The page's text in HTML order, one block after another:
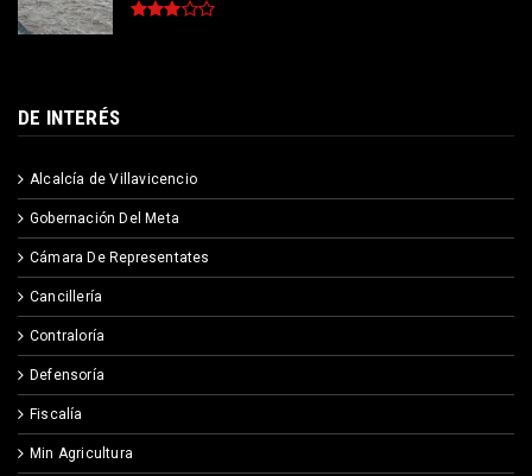
DE INTERÉS
Alcalcía de Villavicencio
Gobernación Del Meta
Cámara De Representates
Cancillería
Contraloría
Defensoría
Fiscalía
Min Agricultura